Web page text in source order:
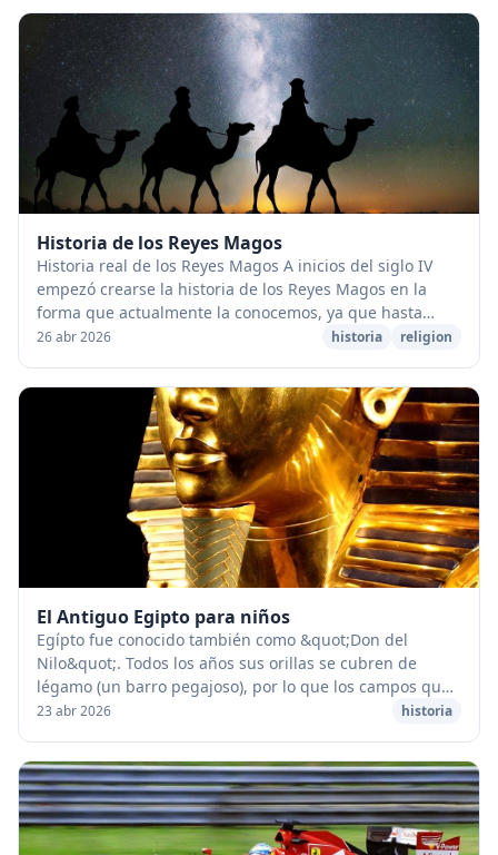
Historia de los Reyes Magos
Historia real de los Reyes Magos A inicios del siglo IV
empezó crearse la historia de los Reyes Magos en la
forma que actualmente la conocemos, ya que hasta
entonces era común que se mencionasen entre...
26 abr 2026 historia religion
El Antiguo Egipto para niños
Egípto fue conocido también como &quot;Don del
Nilo&quot;. Todos los años sus orillas se cubren de
légamo (un barro pegajoso), por lo que los campos que
se encuentran a ambos lados son muy fértiles. &...
23 abr 2026 historia